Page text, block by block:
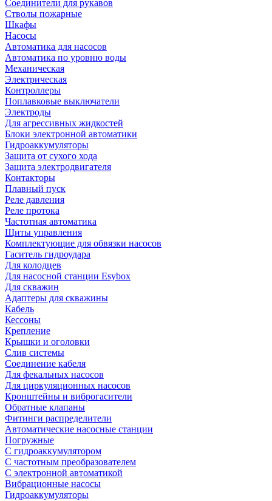
Соединители для рукавов
Стволы пожарные
Шкафы
Насосы
Автоматика для насосов
Автоматика по уровню воды
Механическая
Электрическая
Контроллеры
Поплавковые выключатели
Электроды
Для агрессивных жидкостей
Блоки электронной автоматики
Гидроаккумуляторы
Защита от сухого хода
Защита электродвигателя
Контакторы
Плавный пуск
Реле давления
Реле протока
Частотная автоматика
Щиты управления
Комплектующие для обвязки насосов
Гаситель гидроудара
Для колодцев
Для насосной станции Esybox
Для скважин
Адаптеры для скважины
Кабель
Кессоны
Крепление
Крышки и оголовки
Слив системы
Соединение кабеля
Для фекальных насосов
Для циркуляционных насосов
Кронштейны и виброгасители
Обратные клапаны
Фитинги распределители
Автоматические насосные станции
Погружные
С гидроаккумулятором
С частотным преобразователем
С электронной автоматикой
Вибрационные насосы
Гидроаккумуляторы